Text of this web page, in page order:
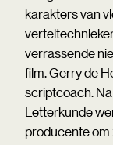
karakters van
verrassende
film. Gerry de
scriptcoach.
Letterkunde
producente om